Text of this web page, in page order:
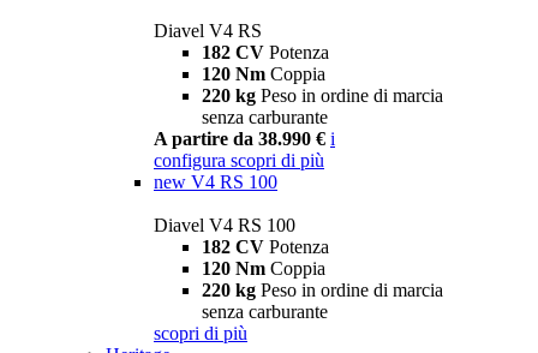
Diavel V4 RS
182 CV Potenza
120 Nm Coppia
220 kg Peso in ordine di marcia
senza carburante
A partire da 38.990 € i
configura scopri di più
new V4 RS 100
Diavel V4 RS 100
182 CV Potenza
120 Nm Coppia
220 kg Peso in ordine di marcia
senza carburante
scopri di più